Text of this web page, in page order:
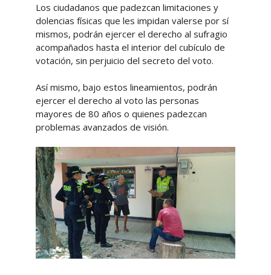
Los ciudadanos que padezcan limitaciones y
dolencias físicas que les impidan valerse por sí
mismos, podrán ejercer el derecho al sufragio
acompañados hasta el interior del cubículo de
votación, sin perjuicio del secreto del voto.
Así mismo, bajo estos lineamientos, podrán
ejercer el derecho al voto las personas
mayores de 80 años o quienes padezcan
problemas avanzados de visión.